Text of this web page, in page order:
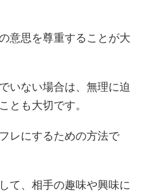
意思を尊重することが大
いない場合は、無理に迫
とも大切です。
レにするための方法で
て、相手の趣味や興味に